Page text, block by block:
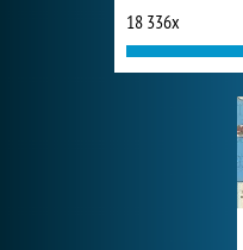
18 336x